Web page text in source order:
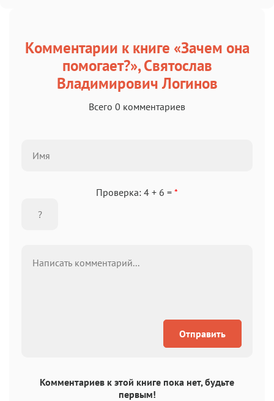
Комментарии к книге «Зачем она
помогает?», Святослав
Владимирович Логинов
Всего 0 комментариев
Проверка: 4 + 6 = *
Отправить
Комментариев к этой книге пока нет, будьте
первым!